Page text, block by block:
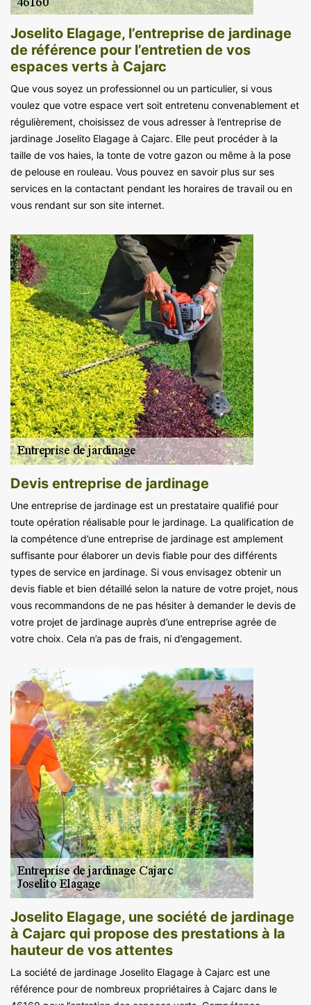
Joselito Elagage, l’entreprise de jardinage
de référence pour l’entretien de vos
espaces verts à Cajarc
Que vous soyez un professionnel ou un particulier, si vous
voulez que votre espace vert soit entretenu convenablement et
régulièrement, choisissez de vous adresser à l’entreprise de
jardinage Joselito Elagage à Cajarc. Elle peut procéder à la
taille de vos haies, la tonte de votre gazon ou même à la pose
de pelouse en rouleau. Vous pouvez en savoir plus sur ses
services en la contactant pendant les horaires de travail ou en
vous rendant sur son site internet.
Devis entreprise de jardinage
Une entreprise de jardinage est un prestataire qualifié pour
toute opération réalisable pour le jardinage. La qualification de
la compétence d’une entreprise de jardinage est amplement
suffisante pour élaborer un devis fiable pour des différents
types de service en jardinage. Si vous envisagez obtenir un
devis fiable et bien détaillé selon la nature de votre projet, nous
vous recommandons de ne pas hésiter à demander le devis de
votre projet de jardinage auprès d’une entreprise agrée de
votre choix. Cela n’a pas de frais, ni d’engagement.
Joselito Elagage, une société de jardinage
à Cajarc qui propose des prestations à la
hauteur de vos attentes
La société de jardinage Joselito Elagage à Cajarc est une
référence pour de nombreux propriétaires à Cajarc dans le